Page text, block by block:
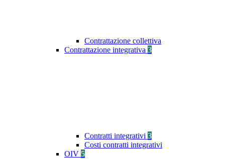
Contrattazione collettiva
Contrattazione integrativa 3
Contratti integrativi 3
Costi contratti integrativi
OIV 5